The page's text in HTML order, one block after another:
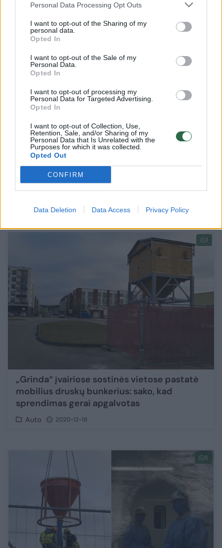
Personal Data Processing Opt Outs
I want to opt-out of the Sharing of my
personal data.
Opted In
I want to opt-out of the Sale of my
Personal Data.
Opted In
I want to opt-out of processing my
Personal Data for Targeted Advertising.
Opted In
I want to opt-out of Collection, Use,
Retention, Sale, and/or Sharing of my
Personal Data that Is Unrelated with the
Purposes for which it was collected.
Opted Out
CONFIRM
Data Deletion Data Access Privacy Policy
Kultūra 2022-05-19
A. Bilotaitė: jau pradėjome esminius darbus
Lietuvos diena 2022-04-20
1
„Grinda“ įvairiose sostinės vietose pastatė
mobilius druskų bunkerius: sako, kad
sprendimas gerai apgalvotas
Auto 2020-12-18
5